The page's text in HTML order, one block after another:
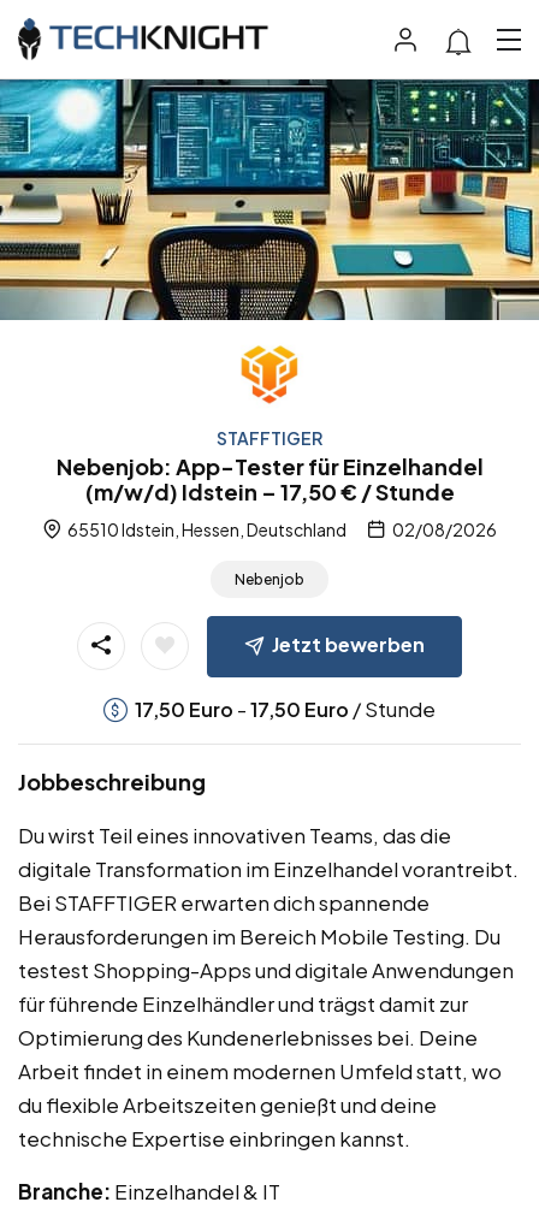
STAFFTIGER
Nebenjob: App-Tester für Einzelhandel
(m/w/d) Idstein – 17,50 € / Stunde
65510 Idstein, Hessen, Deutschland 02/08/2026
Nebenjob
Jetzt bewerben
17,50 Euro -17,50 Euro / Stunde
Jobbeschreibung
Du wirst Teil eines innovativen Teams, das die
digitale Transformation im Einzelhandel vorantreibt.
Bei STAFFTIGER erwarten dich spannende
Herausforderungen im Bereich Mobile Testing. Du
testest Shopping-Apps und digitale Anwendungen
für führende Einzelhändler und trägst damit zur
Optimierung des Kundenerlebnisses bei. Deine
Arbeit findet in einem modernen Umfeld statt, wo
du flexible Arbeitszeiten genießt und deine
technische Expertise einbringen kannst.
Branche: Einzelhandel & IT